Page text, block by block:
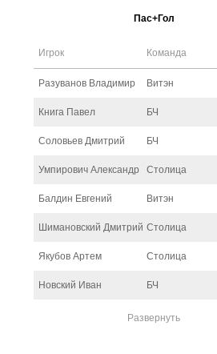
Пас+Гол
Игрок Команда
Разуванов Владимир Витэн
Книга Павел БЧ
Соловьев Дмитрий БЧ
Умпирович Александр Столица
Балдин Евгений Витэн
Шимановский Дмитрий Столица
Якубов Артем Столица
Новский Иван БЧ
Развернуть